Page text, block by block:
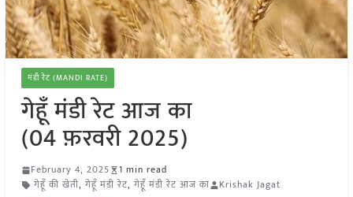
मंडी रेट (MANDI RATE)
गेहूँ मंडी रेट आज का
(04 फ़रवरी 2025)
February 4, 2025
1 min read
गेहूँ की खेती, गेहूँ मंडी रेट, गेहूँ मंडी रेट आज का Krishak Jagat